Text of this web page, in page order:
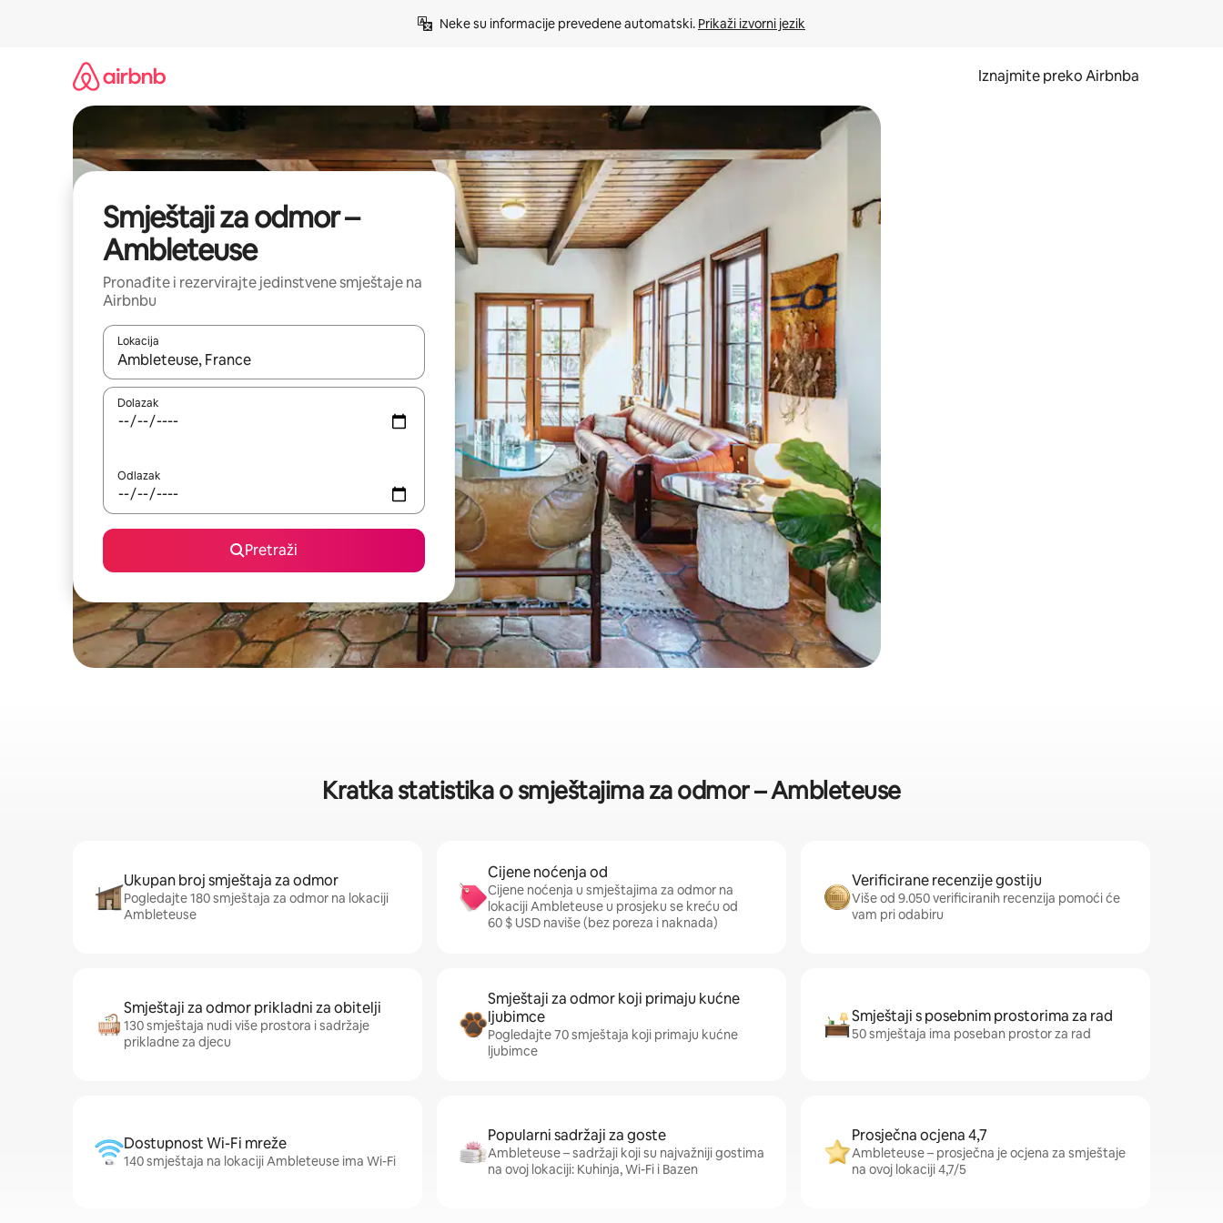
Neke su informacije prevedene automatski. Prikaži izvorni jezik
Iznajmite preko Airbnba
Smještaji za odmor –
Ambleteuse
Pronađite i rezervirajte jedinstvene smještaje na
Airbnbu
Lokacija
Kada budu dostupni rezultati, moći ćete ih pregledati koristeći se strelicama prema gore i prema dolje, kao i dodirom ili prelaskom prstom po zaslonu.
Dolazak
Odlazak
Pretraži
Kratka statistika o smještajima za odmor – Ambleteuse
Ukupan broj smještaja za odmor
Pogledajte 180 smještaja za odmor na lokaciji
Ambleteuse
Cijene noćenja od
Cijene noćenja u smještajima za odmor na
lokaciji Ambleteuse u prosjeku se kreću od
60 $ USD naviše (bez poreza i naknada)
Verificirane recenzije gostiju
Više od 9.050 verificiranih recenzija pomoći će
vam pri odabiru
Smještaji za odmor prikladni za obitelji
130 smještaja nudi više prostora i sadržaje
prikladne za djecu
Smještaji za odmor koji primaju kućne
ljubimce
Pogledajte 70 smještaja koji primaju kućne
ljubimce
Smještaji s posebnim prostorima za rad
50 smještaja ima poseban prostor za rad
Dostupnost Wi-Fi mreže
140 smještaja na lokaciji Ambleteuse ima Wi-Fi
Popularni sadržaji za goste
Ambleteuse – sadržaji koji su najvažniji gostima
na ovoj lokaciji: Kuhinja, Wi-Fi i Bazen
Prosječna ocjena 4,7
Ambleteuse – prosječna je ocjena za smještaje
na ovoj lokaciji 4,7/5